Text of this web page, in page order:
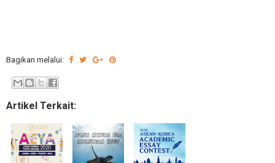
Bagikan melalui:
Artikel Terkait: